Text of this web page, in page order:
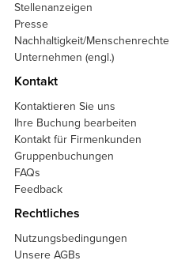
Stellenanzeigen
Presse
Nachhaltigkeit/Menschenrechte
Unternehmen (engl.)
Kontakt
Kontaktieren Sie uns
Ihre Buchung bearbeiten
Kontakt für Firmenkunden
Gruppenbuchungen
FAQs
Feedback
Rechtliches
Nutzungsbedingungen
Unsere AGBs